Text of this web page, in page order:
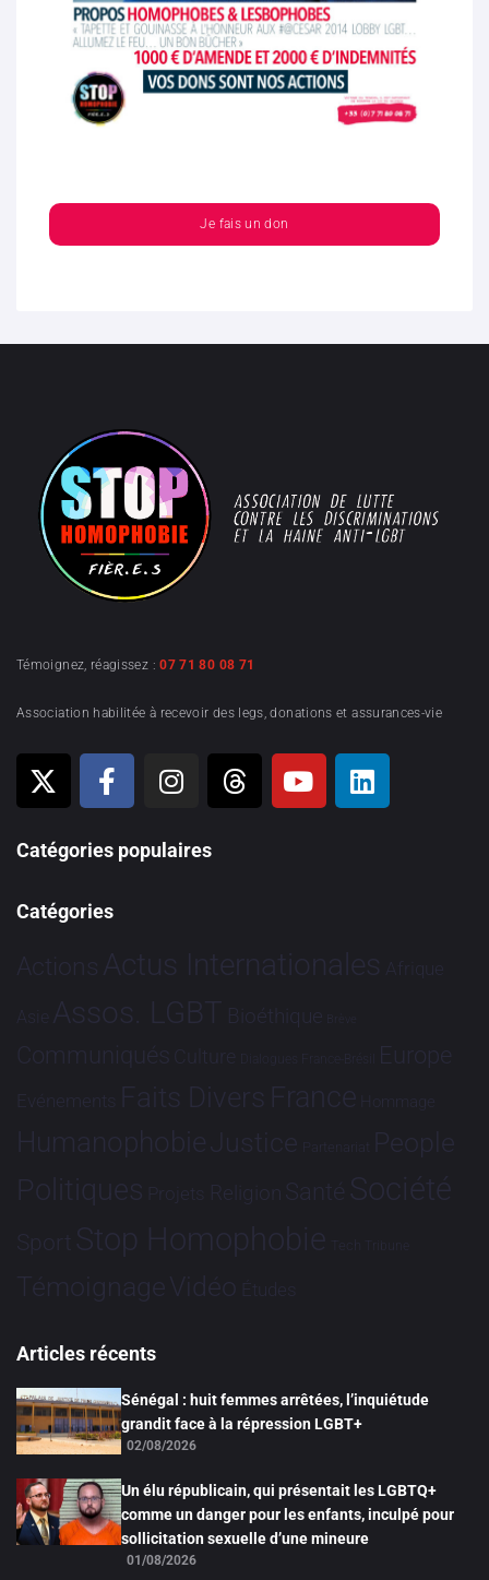
Je fais un don
Témoignez, réagissez :07 71 80 08 71
Association habilitée à recevoir des legs, donations et assurances-vie
Catégories populaires
Catégories
Actions Actus Internationales Afrique
Asie Assos. LGBT Bioéthique Brève
Communiqués Culture Dialogues France-Brésil Europe
Evénements Faits Divers France Hommage
HumanophobieJustice Partenariat People
Politiques Projets Religion Santé Société
Sport Stop Homophobie Tech Tribune
TémoignageVidéo Études
Articles récents
Sénégal : huit femmes arrêtées, l’inquiétude
grandit face à la répression LGBT+
02/08/2026
Un élu républicain, qui présentait les LGBTQ+
comme un danger pour les enfants, inculpé pour
sollicitation sexuelle d’une mineure
01/08/2026